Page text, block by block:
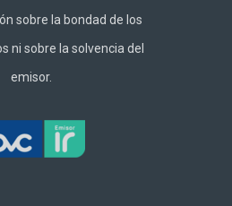
sobre la bondad de los
ni sobre la solvencia del
emisor.